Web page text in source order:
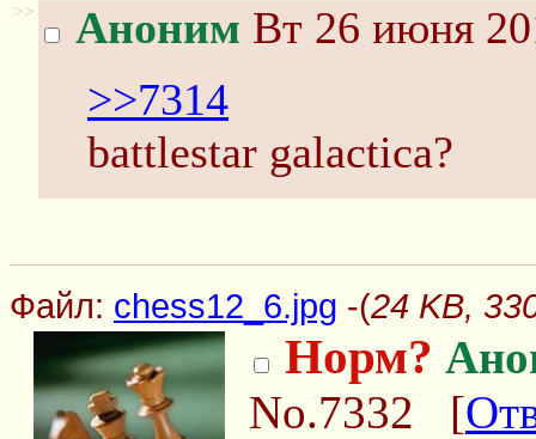
>> Аноним Вт 26 июня
>>7314
battlestar galactica?
Файл: chess12_6.jpg -(24 KB,
Норм?
No.7332 [